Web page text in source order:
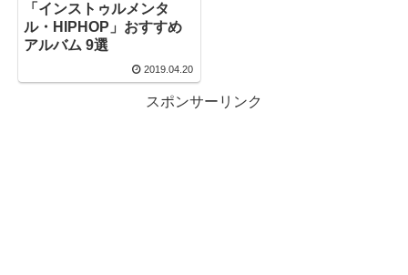
「インストゥルメンタ
ル・HIPHOP」おすすめ
アルバム 9選
2019.04.20
スポンサーリンク